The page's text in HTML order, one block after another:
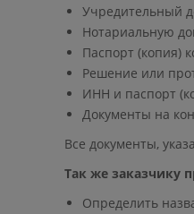
Учредительный
Нотариальную
Паспорт (копия)
Решение или
ИНН и паспорт
Документы на
Все документы,
Так же заказчику
Определить